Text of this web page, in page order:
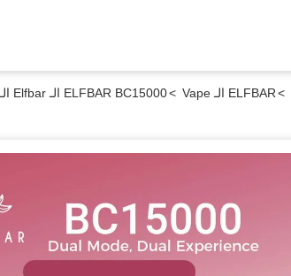
>ELFBAR الـ Vape >ELFBAR BC15000 الـ Elfbar الـ 50mg/Ml 650mah الشبكة الملفوفة البطيخ الثلج